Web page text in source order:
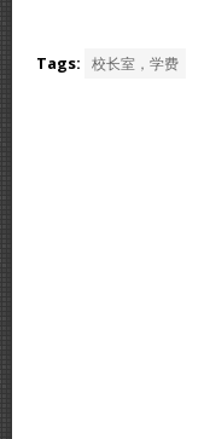
Tags: 校长室，学费